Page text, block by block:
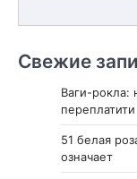
Свежие
Ваги-рокла:
переплатити
51 белая
означает